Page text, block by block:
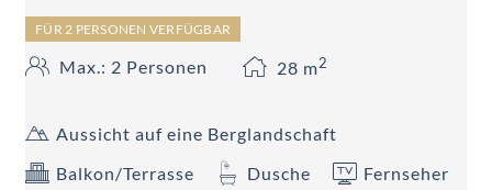
FÜR 2 PERSONEN VERFÜGBAR
Max.: 2 Personen 28 m2
Aussicht auf eine Berglandschaft
Balkon/Terrasse
Dusche
Fernseher